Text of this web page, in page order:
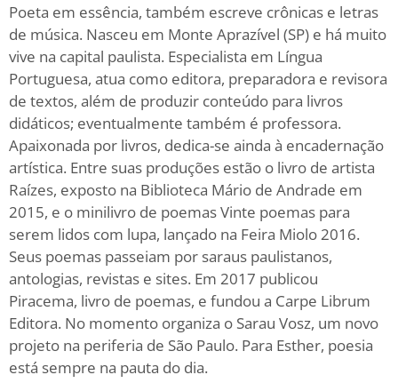
Poeta em essência, também escreve crônicas e letras
de música. Nasceu em Monte Aprazível (SP) e há muito
vive na capital paulista. Especialista em Língua
Portuguesa, atua como editora, preparadora e revisora
de textos, além de produzir conteúdo para livros
didáticos; eventualmente também é professora.
Apaixonada por livros, dedica-se ainda à encadernação
artística. Entre suas produções estão o livro de artista
Raízes, exposto na Biblioteca Mário de Andrade em
2015, e o minilivro de poemas Vinte poemas para
serem lidos com lupa, lançado na Feira Miolo 2016.
Seus poemas passeiam por saraus paulistanos,
antologias, revistas e sites. Em 2017 publicou
Piracema, livro de poemas, e fundou a Carpe Librum
Editora. No momento organiza o Sarau Vosz, um novo
projeto na periferia de São Paulo. Para Esther, poesia
está sempre na pauta do dia.